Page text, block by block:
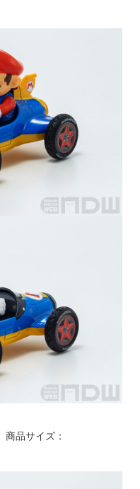
商品サイズ：